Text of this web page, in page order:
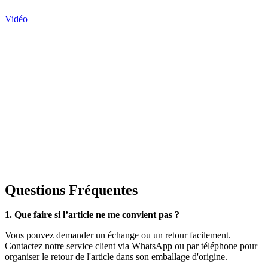
Vidéo
Questions Fréquentes
1. Que faire si l’article ne me convient pas ?
Vous pouvez demander un échange ou un retour facilement.
Contactez notre service client via WhatsApp ou par téléphone pour
organiser le retour de l'article dans son emballage d'origine.